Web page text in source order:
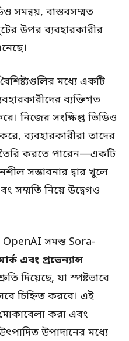
সমন্বয়, বাস্তবসম্মত
উপর ব্যবহারকারীর
মধ্যে একটি
ব্যক্তিগত
নিজের সংক্ষিপ্ত ভিডিও
ব্যবহারকারীরা তাদের
তৈরি করতে পারেন—একটি
সম্ভাবনার দ্বার খুলে
সম্মতি নিয়ে উদ্বেগও
OpenAI সমস্ত Sora-
এবং প্রভেন্যান্স
দিয়েছে, যা স্পষ্টভাবে
চিহ্নিত করবে। এই
করা এবং
উপাদানের মধ্যে